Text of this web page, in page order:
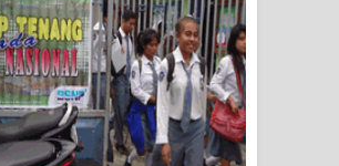
Tiga Personel Polresta Jayapura Kota
Jalani Sidang BP4R di Jayapura
Kapolresta Jayapura Kota
Mengapresiasi Antusiasme Warga